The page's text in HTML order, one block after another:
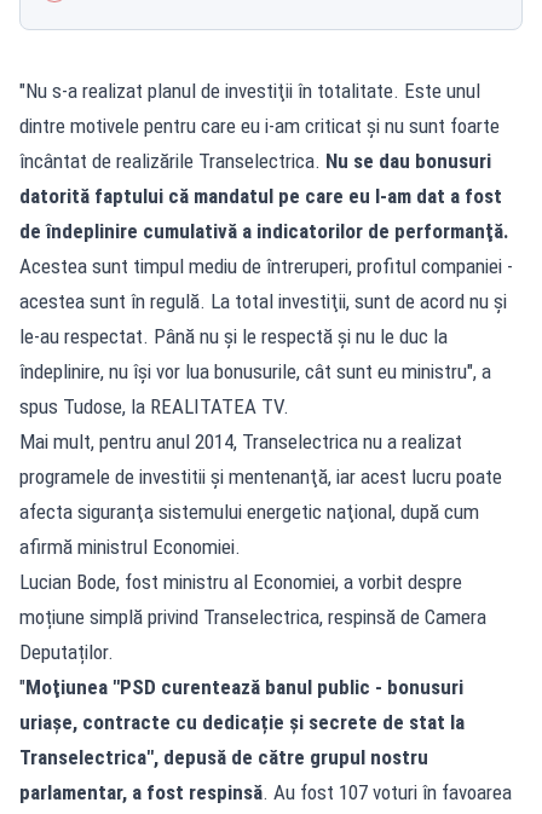
"Nu s-a realizat planul de investiţii în totalitate. Este unul
dintre motivele pentru care eu i-am criticat şi nu sunt foarte
încântat de realizările Transelectrica. Nu se dau bonusuri
datorită faptului că mandatul pe care eu l-am dat a fost
de îndeplinire cumulativă a indicatorilor de performanţă.
Acestea sunt timpul mediu de întreruperi, profitul companiei -
acestea sunt în regulă. La total investiţii, sunt de acord nu şi
le-au respectat. Până nu şi le respectă şi nu le duc la
îndeplinire, nu îşi vor lua bonusurile, cât sunt eu ministru", a
spus Tudose, la REALITATEA TV.
Mai mult, pentru anul 2014, Transelectrica nu a realizat
programele de investitii şi mentenanţă, iar acest lucru poate
afecta siguranţa sistemului energetic naţional, după cum
afirmă ministrul Economiei.
Lucian Bode, fost ministru al Economiei, a vorbit despre
moțiune simplă privind Transelectrica, respinsă de Camera
Deputaților.
"Moţiunea "PSD curentează banul public - bonusuri
uriașe, contracte cu dedicație și secrete de stat la
Transelectrica", depusă de către grupul nostru
parlamentar, a fost respinsă. Au fost 107 voturi în favoarea